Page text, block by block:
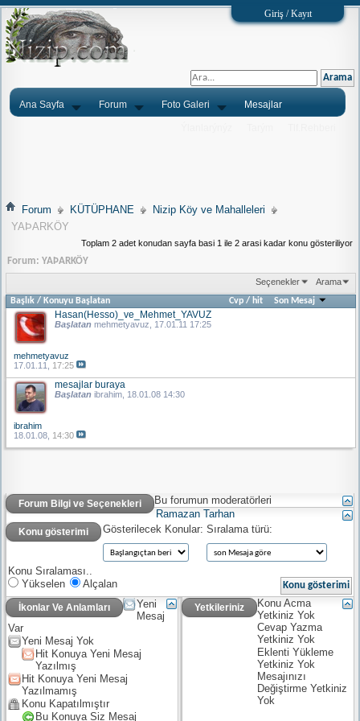
Giriş / Kayıt
Ana Sayfa Forum Foto Galeri Mesajlar
Forum KÜTÜPHANE
Nizip Köy ve Mahalleleri
YAÞARKÖY
Toplam 2 adet konudan sayfa basi 1 ile 2 arasi kadar konu gösteriliyor
Forum: YAÞARKÖY
Seçenekler Arama
Başlık / Konuyu Başlatan Cvp /hit Son Mesaj
Hasan(Hesso)_ve_Mehmet_YAVUZ
Başlatan mehmetyavuz, 17.01.11 17:25
mehmetyavuz
17.01.11, 17:25
mesajlar buraya
Başlatan ibrahim, 18.01.08 14:30
ibrahim
18.01.08, 14:30
Forum Bilgi ve Seçenekleri
Bu forumun moderatörleri
Ramazan Tarhan
Konu gösterimi Gösterilecek Konular: Sıralama türü:
Konu Sıralaması..
Yükselen
Alçalan
İkonlar Ve Anlamları
Yeni
Mesaj
Var
Yeni Mesaj Yok
Hit Konuya Yeni Mesaj
Yazılmış
Hit Konuya Yeni Mesaj
Yazılmamış
Konu Kapatılmıştır
Bu Konuya Siz Mesaj
Yetkileriniz
Konu Acma
YetkinizYok
Cevap Yazma
YetkinizYok
Eklenti Yükleme
YetkinizYok
Mesajınızı
Değiştirme Yetkiniz
Yok